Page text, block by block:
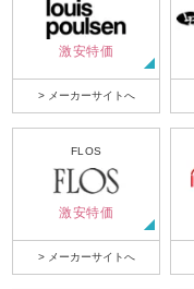
激安特価
> メーカーサイトへ
FLOS
激安特価
> メーカーサイトへ